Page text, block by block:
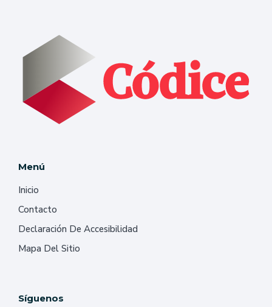
Menú
Inicio
Contacto
Declaración De Accesibilidad
Mapa Del Sitio
Síguenos